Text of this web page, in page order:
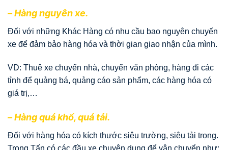
– Hàng nguyên xe.
Đối với những Khác Hàng có nhu cầu bao nguyên chuyến
xe để đảm bảo hàng hóa và thời gian giao nhận của mình.
VD: Thuê xe chuyển nhà, chuyển văn phòng, hàng đi các
tỉnh để quảng bá, quảng cáo sản phẩm, các hàng hóa có
giá trị,…
– Hàng quá khổ, quá tải.
Đối với hàng hóa có kích thước siêu trường, siêu tải trọng.
Trọng Tấn có các đầu xe chuyên dụng để vận chuyển như: